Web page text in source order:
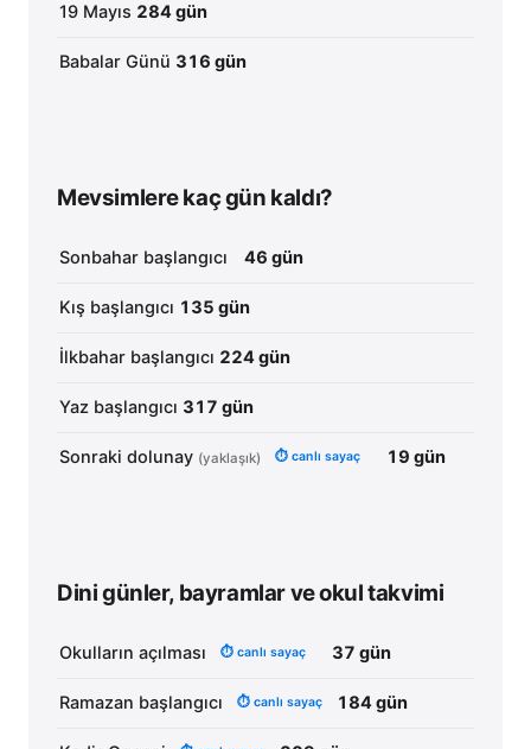
19 Mayıs 284 gün
Babalar Günü 316 gün
Mevsimlere kaç gün kaldı?
Sonbahar başlangıcı 46 gün
Kış başlangıcı 135 gün
İlkbahar başlangıcı 224gün
Yaz başlangıcı 317 gün
Sonraki dolunay (yaklaşık) ⏱ canlı sayaç 19 gün
Dini günler, bayramlar ve okul takvimi
Okulların açılması ⏱ canlı sayaç 37 gün
Ramazan başlangıcı ⏱ canlı sayaç 184 gün